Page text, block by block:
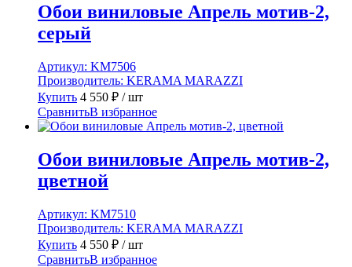
Обои виниловые Апрель мотив-2,
серый
Артикул: KM7506
Производитель: KERAMA MARAZZI
Купить 4 550 ₽ / шт
СравнитьВ избранное
Обои виниловые Апрель мотив-2,
цветной
Артикул: KM7510
Производитель: KERAMA MARAZZI
Купить 4 550 ₽ / шт
СравнитьВ избранное